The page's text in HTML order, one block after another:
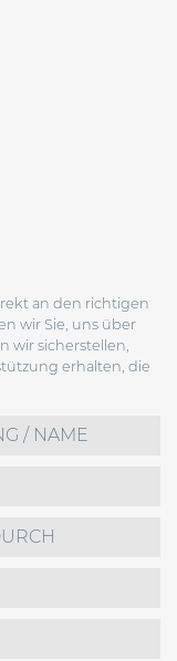
an den richtigen
wir Sie, uns über
wir sicherstellen,
erhalten, die